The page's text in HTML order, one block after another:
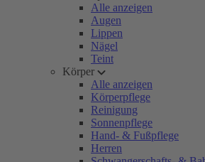
Alle anzeigen
Augen
Lippen
Nägel
Teint
Körper
Alle anzeigen
Körperpflege
Reinigung
Sonnenpflege
Hand- & Fußpflege
Herren